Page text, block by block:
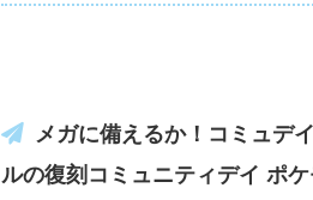
メガに備えるか！コミュデ
ルの復刻コミュニティデイ ポ